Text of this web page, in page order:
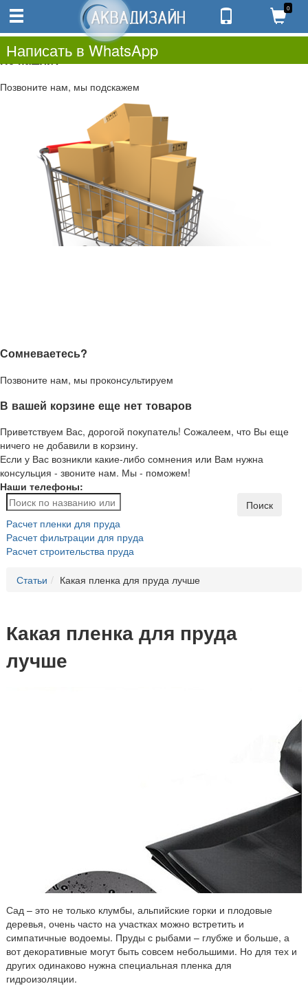
0.00
0
Не нашли?
Позвоните нам, мы подскажем
Сомневаетесь?
Позвоните нам, мы проконсультируем
В вашей корзине еще нет товаров
Приветствуем Вас, дорогой покупатель! Сожалеем, что Вы еще
ничего не добавили в корзину.
Если у Вас возникли какие-либо сомнения или Вам нужна
консульция - звоните нам. Мы - поможем!
Наши телефоны:
0
Написать в WhatsApp
Поиск
Расчет пленки для пруда
Расчет фильтрации для пруда
Расчет строительства пруда
Статьи Какая пленка для пруда лучше
Какая пленка для пруда
лучше
Сад – это не только клумбы, альпийские горки и плодовые
деревья, очень часто на участках можно встретить и
симпатичные водоемы. Пруды с рыбами – глубже и больше, а
вот декоративные могут быть совсем небольшими. Но для тех и
других одинаково нужна специальная пленка для
гидроизоляции.